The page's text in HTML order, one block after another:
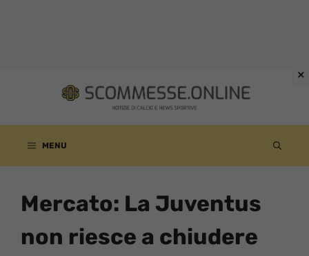
contenuto
MENU
Mercato: La Juventus
non riesce a chiudere